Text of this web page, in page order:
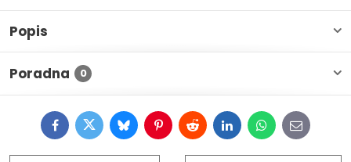
Popis
Poradna 0
FacebookTwitterBlueskyPinterestRedditLinkedInWhatsApp
E-
mail